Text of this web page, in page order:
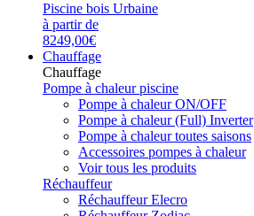
Piscine bois Urbaine
à partir de
8249,00€
Chauffage
Chauffage
Pompe à chaleur piscine
Pompe à chaleur ON/OFF
Pompe à chaleur (Full) Inverter
Pompe à chaleur toutes saisons
Accessoires pompes à chaleur
Voir tous les produits
Réchauffeur
Réchauffeur Elecro